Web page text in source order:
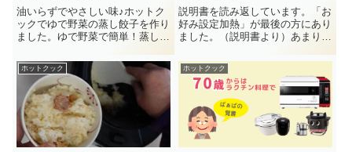
油いらずでやさしい味♪ホットク
ックでゆで野菜の蒸し餃子を作り
ました。ゆで野菜で簡単！蒸し餃
タ・・
説明書を読み返しています。「お
好み設定加熱」が最後の方にあり
ました。（説明書より）あまり使
熱・・
ホットクック ホットクック